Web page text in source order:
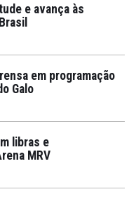
e avança às
em programação
Galo
libras e
MRV